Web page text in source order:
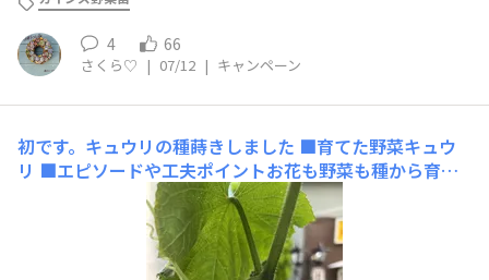
4 66
さくら♡ | 07/12 | キャンペーン
初です。キュウリの種蒔きしました ■育てた野菜キュウ
リ ■エピソードや工夫ポイントお花も野菜も種から育て
られる人の投稿を見てて(milimiliさんの100歳の父さん‼️)
すっごーい👏と思って、、、何だか、100歳に出来て私に
も出来る気がしちゃってダイソーで種を買って撒きまし
た。🌱芽も出たけど、上手く育ったのはたったの3つ